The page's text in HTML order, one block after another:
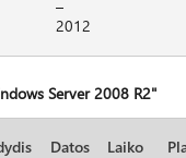
–
2012
Server 2008 R2"
Datos Laiko